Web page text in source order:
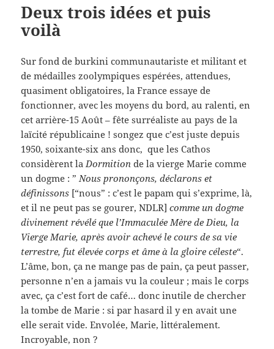
Deux trois idées et puis
voilà
Sur fond de burkini communautariste et militant et
de médailles zoolympiques espérées, attendues,
quasiment obligatoires, la France essaye de
fonctionner, avec les moyens du bord, au ralenti, en
cet arrière-15 Août – fête surréaliste au pays de la
laïcité républicaine ! songez que c’est juste depuis
1950, soixante-six ans donc, que les Cathos
considèrent la Dormition de la vierge Marie comme
un dogme : ” Nous prononçons, déclarons et
définissons [“nous” : c’est le papam qui s’exprime, là,
et il ne peut pas se gourer, NDLR] comme un dogme
divinement révélé que l’Immaculée Mère de Dieu, la
Vierge Marie, après avoir achevé le cours de sa vie
terrestre, fut élevée corps et âme à la gloire céleste“.
L’âme, bon, ça ne mange pas de pain, ça peut passer,
personne n’en a jamais vu la couleur ; mais le corps
avec, ça c’est fort de café… donc inutile de chercher
la tombe de Marie : si par hasard il y en avait une
elle serait vide. Envolée, Marie, littéralement.
Incroyable, non ?